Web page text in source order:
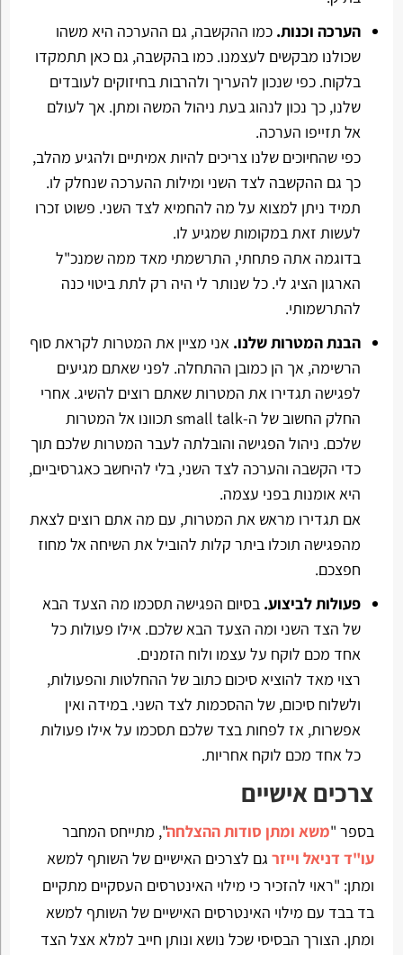
הערכה וכנות. כמו ההקשבה, גם ההערכה היא משהו
שכולנו מבקשים לעצמנו. כמו בהקשבה, גם כאן תתמקדו
בלקוח. כפי שנכון להעריך ולהרבות בחיזוקים לעובדים
שלנו, כך נכון לנהוג בעת ניהול המשה ומתן. אך לעולם
אל תזייפו הערכה.
כפי שהחיוכים שלנו צריכים להיות אמיתיים ולהגיע מהלב,
כך גם ההקשבה לצד השני ומילות ההערכה שנחלק לו.
תמיד ניתן למצוא על מה להחמיא לצד השני. פשוט זכרו
לעשות זאת במקומות שמגיע לו.
בדוגמה אתה פתחתי, התרשמתי מאד ממה שמנכ"ל
הארגון הציג לי. כל שנותר לי היה רק לתת ביטוי כנה
להתרשמותי.
הבנת המטרות שלנו. אני מציין את המטרות לקראת סוף
הרשימה, אך הן כמובן ההתחלה. לפני שאתם מגיעים
לפגישה תגדירו את המטרות שאתם רוצים להשיג. אחרי
החלק החשוב של ה-small talk תכוונו אל המטרות
שלכם. ניהול הפגישה והובלתה לעבר המטרות שלכם תוך
כדי הקשבה והערכה לצד השני, בלי להיחשב כאגרסיביים,
היא אומנות בפני עצמה.
אם תגדירו מראש את המטרות, עם מה אתם רוצים לצאת
מהפגישה תוכלו ביתר קלות להוביל את השיחה אל מחוז
חפצכם.
פעולות לביצוע. בסיום הפגישה תסכמו מה הצעד הבא
של הצד השני ומה הצעד הבא שלכם. אילו פעולות כל
אחד מכם לוקח על עצמו ולוח הזמנים.
רצוי מאד להוציא סיכום כתוב של ההחלטות והפעולות,
ולשלוח סיכום, של ההסכמות לצד השני. במידה ואין
אפשרות, אז לפחות בצד שלכם תסכמו על אילו פעולות
כל אחד מכם לוקח אחריות.
צרכים אישיים
בספר "משא ומתן סודות ההצלחה", מתייחס המחבר
עו"ד דניאל וייזרגם לצרכים האישיים של השותף למשא
ומתן: "ראוי להזכיר כי מילוי האינטרסים העסקיים מתקיים
בד בבד עם מילוי האינטרסים האישיים של השותף למשא
ומתן. הצורך הבסיסי שכל נושא ונותן חייב למלא אצל הצד